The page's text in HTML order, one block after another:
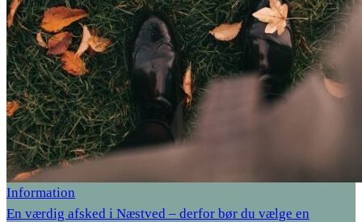
Information
En værdig afsked i Næstved – derfor bør du vælge en